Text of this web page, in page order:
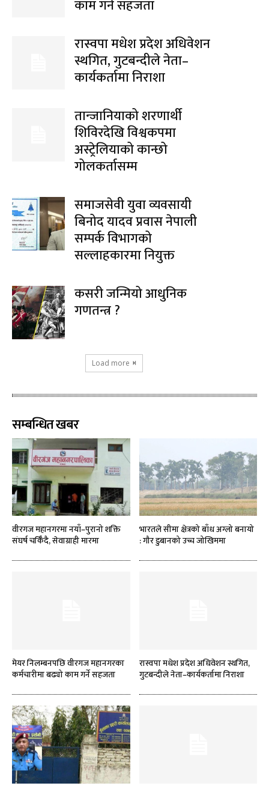
काम गर्ने सहजता
रास्वपा मधेश प्रदेश अधिवेशन
स्थगित, गुटबन्दीले नेता–
कार्यकर्तामा निराशा
तान्जानियाको शरणार्थी
शिविरदेखि विश्वकपमा
अस्ट्रेलियाको कान्छो
गोलकर्तासम्म
समाजसेवी युवा व्यवसायी
बिनोद यादव प्रवास नेपाली
सम्पर्क विभागको
सल्लाहकारमा नियुक्त
कसरी जन्मियो आधुनिक
गणतन्त्र ?
Load more
सम्बन्धित खबर
वीरगज महानगरमा नयाँ–पुरानो शक्ति
संघर्ष चर्किँदै, सेवाग्राही मारमा
भारतले सीमा क्षेत्रको बाँध अग्लो बनायो
: गौर डुबानको उच्च जोखिममा
मेयर निलम्बनपछि वीरगज महानगरका
कर्मचारीमा बढ्यो काम गर्ने सहजता
रास्वपा मधेश प्रदेश अधिवेशन स्थगित,
गुटबन्दीले नेता–कार्यकर्तामा निराशा